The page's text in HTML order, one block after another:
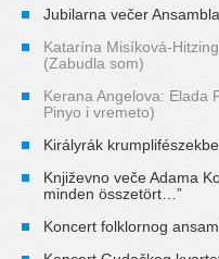
Jubilarna večer
Katarína Misíková-
(Zabudla som)
Kerana Angelova: Elada
Pinyo i vremeto)
Királyrák
Književno veče Adama
minden összetört…”
Koncert folklornog